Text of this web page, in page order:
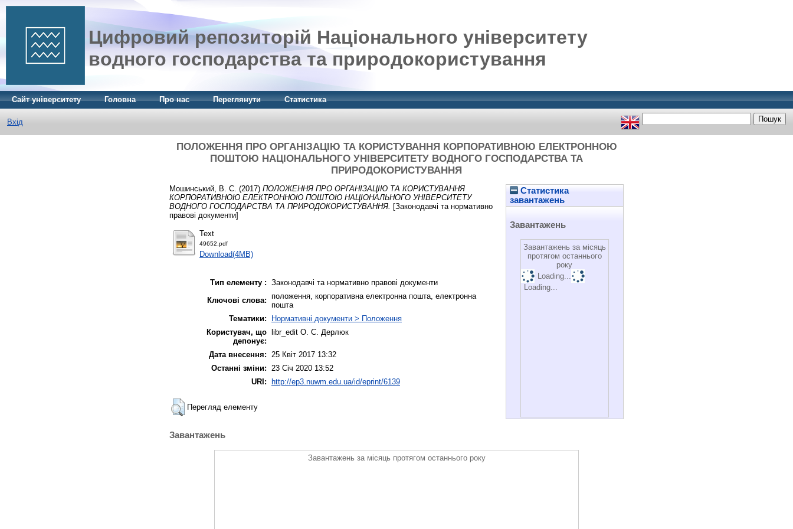
Цифровий репозиторій Національного університету
водного господарства та природокористування
Сайт університету Головна Про нас Переглянути Статистика
Вхід
ПОЛОЖЕННЯ ПРО ОРГАНІЗАЦІЮ ТА КОРИСТУВАННЯ КОРПОРАТИВНОЮ ЕЛЕКТРОННОЮ
ПОШТОЮ НАЦІОНАЛЬНОГО УНІВЕРСИТЕТУ ВОДНОГО ГОСПОДАРСТВА ТА
ПРИРОДОКОРИСТУВАННЯ
Статистика
завантажень
Завантажень
Завантажень за місяць
протягом останнього
року
Loading...
Loading...
Мошинський, В. С. (2017) ПОЛОЖЕННЯ ПРО ОРГАНІЗАЦІЮ ТА КОРИСТУВАННЯ
КОРПОРАТИВНОЮ ЕЛЕКТРОННОЮ ПОШТОЮ НАЦІОНАЛЬНОГО УНІВЕРСИТЕТУ
ВОДНОГО ГОСПОДАРСТВА ТА ПРИРОДОКОРИСТУВАННЯ.
[Законодавчі та нормативно
правові документи]
Text
49652.pdf
Download(4MB)
Тип елементу : Законодавчі та нормативно правові документи
Ключові слова: положення, корпоративна електронна пошта, електронна
пошта
Тематики:
Нормативні документи > Положення
Користувач, що
депонує:
libr_edit О. С. Дерлюк
Дата внесення: 25 Квіт 2017 13:32
Останні зміни: 23 Січ 2020 13:52
URI:
http://ep3.nuwm.edu.ua/id/eprint/6139
Перегляд елементу
Завантажень
Завантажень за місяць протягом останнього року